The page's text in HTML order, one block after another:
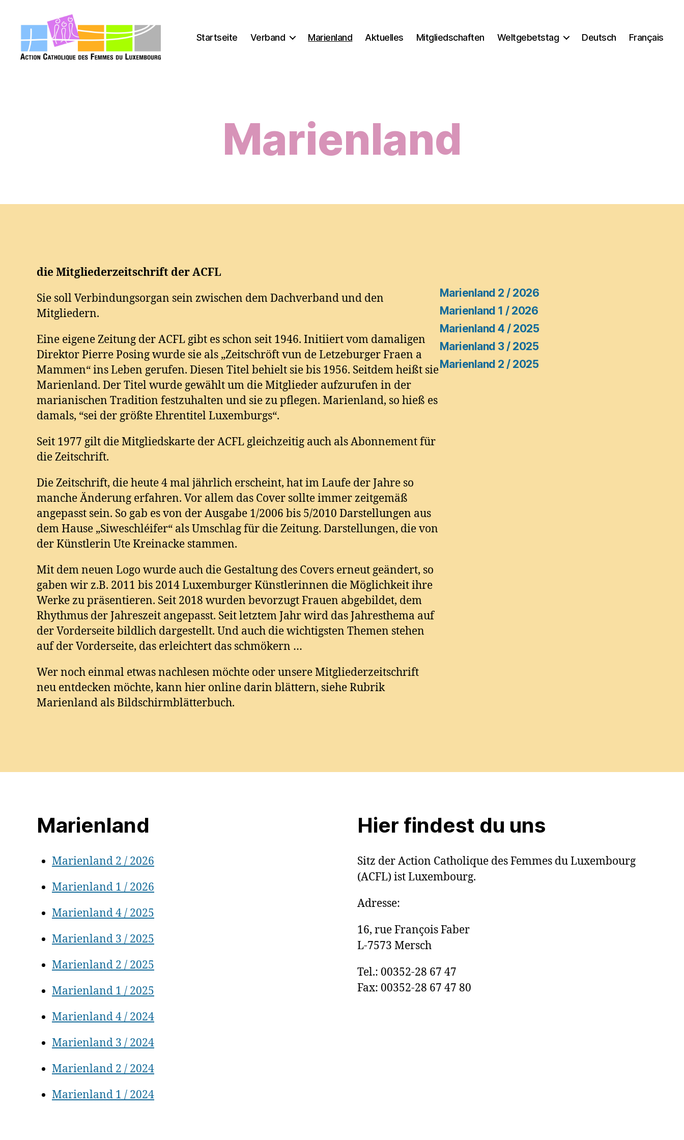
Startseite Verband Marienland Aktuelles Mitgliedschaften Weltgebetstag Deutsch Français
Marienland
die Mitgliederzeitschrift der ACFL
Sie soll Verbindungsorgan sein zwischen dem Dachverband und den
Mitgliedern.
Eine eigene Zeitung der ACFL gibt es schon seit 1946. Initiiert vom damaligen
Direktor Pierre Posing wurde sie als „Zeitschröft vun de Letzeburger Fraen a
Mammen“ ins Leben gerufen. Diesen Titel behielt sie bis 1956. Seitdem heißt sie
Marienland. Der Titel wurde gewählt um die Mitglieder aufzurufen in der
marianischen Tradition festzuhalten und sie zu pflegen. Marienland, so hieß es
damals, “sei der größte Ehrentitel Luxemburgs“.
Seit 1977 gilt die Mitgliedskarte der ACFL gleichzeitig auch als Abonnement für
die Zeitschrift.
Die Zeitschrift, die heute 4 mal jährlich erscheint, hat im Laufe der Jahre so
manche Änderung erfahren. Vor allem das Cover sollte immer zeitgemäß
angepasst sein. So gab es von der Ausgabe 1/2006 bis 5/2010 Darstellungen aus
dem Hause „Siweschléifer“ als Umschlag für die Zeitung. Darstellungen, die von
der Künstlerin Ute Kreinacke stammen.
Mit dem neuen Logo wurde auch die Gestaltung des Covers erneut geändert, so
gaben wir z.B. 2011 bis 2014 Luxemburger Künstlerinnen die Möglichkeit ihre
Werke zu präsentieren. Seit 2018 wurden bevorzugt Frauen abgebildet, dem
Rhythmus der Jahreszeit angepasst. Seit letztem Jahr wird das Jahresthema auf
der Vorderseite bildlich dargestellt. Und auch die wichtigsten Themen stehen
auf der Vorderseite, das erleichtert das schmökern …
Wer noch einmal etwas nachlesen möchte oder unsere Mitgliederzeitschrift
neu entdecken möchte, kann hier online darin blättern, siehe Rubrik
Marienland als Bildschirmblätterbuch.
Marienland 2 / 2026
Marienland 1 / 2026
Marienland 4 / 2025
Marienland 3 / 2025
Marienland 2 / 2025
Marienland
Marienland 2 / 2026
Marienland 1 / 2026
Marienland 4 / 2025
Marienland 3 / 2025
Marienland 2 / 2025
Marienland 1 / 2025
Marienland 4 / 2024
Marienland 3 / 2024
Marienland 2 / 2024
Marienland 1 / 2024
Hier findest du uns
Sitz der Action Catholique des Femmes du Luxembourg
(ACFL) ist Luxembourg.
Adresse:
16, rue François Faber
L-7573 Mersch
Tel.: 00352-28 67 47
Fax: 00352-28 67 47 80